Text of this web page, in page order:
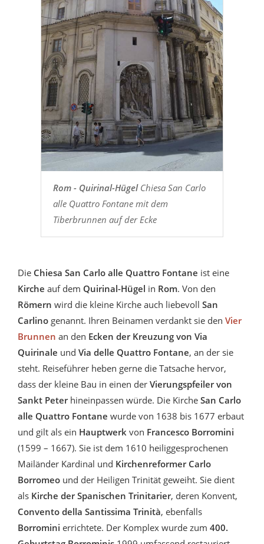
Rom - Quirinal-HügelChiesa San Carlo
alle Quattro Fontane mit dem
Tiberbrunnen auf der Ecke
Die Chiesa San Carlo alle Quattro Fontane ist eine
Kirche auf dem Quirinal-Hügel in Rom. Von den
Römern wird die kleine Kirche auch liebevoll San
Carlino genannt. Ihren Beinamen verdankt sie den Vier
Brunnen an den Ecken der Kreuzung von Via
Quirinale und Via delle Quattro Fontane, an der sie
steht. Reiseführer heben gerne die Tatsache hervor,
dass der kleine Bau in einen der Vierungspfeiler von
Sankt Peterhineinpassen würde. Die Kirche San Carlo
alle Quattro Fontane wurde von 1638 bis 1677 erbaut
und gilt als ein Hauptwerk von Francesco Borromini
(1599 – 1667). Sie ist dem 1610 heiliggesprochenen
Mailänder Kardinal und Kirchenreformer Carlo
Borromeo und der Heiligen Trinität geweiht. Sie dient
als Kirche der Spanischen Trinitarier, deren Konvent,
Convento della Santissima Trinità, ebenfalls
Borromini errichtete. Der Komplex wurde zum 400.